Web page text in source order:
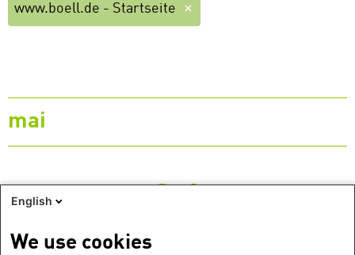
www.boell.de - Startseite
mai
English
We use cookies